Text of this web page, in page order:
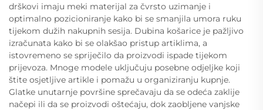
drškovi imaju meki materijal za čvrsto uzimanje i
optimalno pozicioniranje kako bi se smanjila umora ruku
tijekom dužih nakupnih sesija. Dubina košarice je pažljivo
izračunata kako bi se olakšao pristup artiklima, a
istovremeno se spriječilo da proizvodi ispade tijekom
prijevoza. Mnoge modele uključuju posebne odjeljke koji
štite osjetljive artikle i pomažu u organiziranju kupnje.
Glatke unutarnje površine sprečavaju da se odeća zaklije
načepi ili da se proizvodi oštećaju, dok zaobljene vanjske